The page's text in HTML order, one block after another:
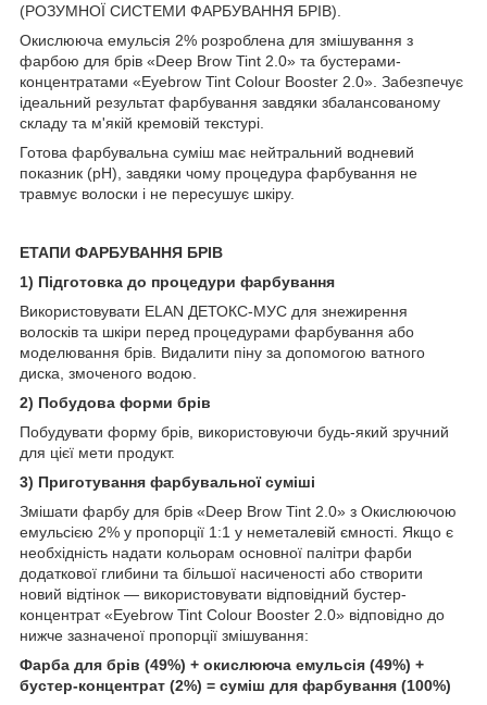
(РОЗУМНОЇ СИСТЕМИ ФАРБУВАННЯ БРІВ).
Окислююча емульсія 2% розроблена для змішування з
фарбою для брів «Deep Brow Tint 2.0» та бустерами-
концентратами «Eyebrow Tint Colour Booster 2.0». Забезпечує
ідеальний результат фарбування завдяки збалансованому
складу та м'якій кремовій текстурі.
Готова фарбувальна суміш має нейтральний водневий
показник (pH), завдяки чому процедура фарбування не
травмує волоски і не пересушує шкіру.
ЕТАПИ ФАРБУВАННЯ БРІВ
1) Підготовка до процедури фарбування
Використовувати ELAN ДЕТОКС-МУС для знежирення
волосків та шкіри перед процедурами фарбування або
моделювання брів. Видалити піну за допомогою ватного
диска, змоченого водою.
2) Побудова форми брів
Побудувати форму брів, використовуючи будь-який зручний
для цієї мети продукт.
3) Приготування фарбувальної суміші
Змішати фарбу для брів «Deep Brow Tint 2.0» з Окислюючою
емульсією 2% у пропорції 1:1 у неметалевій ємності. Якщо є
необхідність надати кольорам основної палітри фарби
додаткової глибини та більшої насиченості або створити
новий відтінок — використовувати відповідний бустер-
концентрат «Eyebrow Tint Colour Booster 2.0» відповідно до
нижче зазначеної пропорції змішування:
Фарба для брів (49%) + окислююча емульсія (49%) +
бустер-концентрат (2%) = суміш для фарбування (100%)